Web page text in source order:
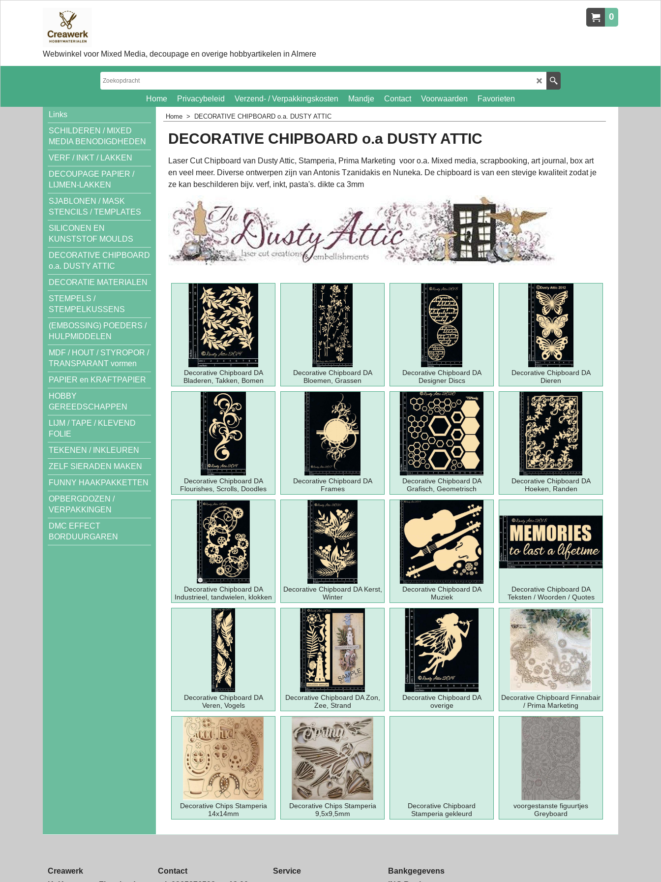
0
Webwinkel voor Mixed Media, decoupage en overige hobbyartikelen in Almere
Home Privacybeleid Verzend- / Verpakkingskosten Mandje Contact Voorwaarden
Favorieten
Links
SCHILDEREN / MIXED
MEDIA BENODIGDHEDEN
VERF / INKT / LAKKEN
DECOUPAGE PAPIER /
LIJMEN-LAKKEN
SJABLONEN / MASK
STENCILS / TEMPLATES
SILICONEN EN
KUNSTSTOF MOULDS
DECORATIVE CHIPBOARD
o.a. DUSTY ATTIC
DECORATIE MATERIALEN
STEMPELS /
STEMPELKUSSENS
(EMBOSSING) POEDERS /
HULPMIDDELEN
MDF / HOUT / STYROPOR /
TRANSPARANT vormen
PAPIER en KRAFTPAPIER
HOBBY
GEREEDSCHAPPEN
LIJM / TAPE / KLEVEND
FOLIE
TEKENEN / INKLEUREN
ZELF SIERADEN MAKEN
FUNNY HAAKPAKKETTEN
OPBERGDOZEN /
VERPAKKINGEN
DMC EFFECT
BORDUURGAREN
Home > DECORATIVE CHIPBOARD o.a. DUSTY ATTIC
DECORATIVE CHIPBOARD o.a DUSTY ATTIC
Laser Cut Chipboard van Dusty Attic, Stamperia, Prima Marketing voor o.a. Mixed media, scrapbooking, art journal, box art
en veel meer. Diverse ontwerpen zijn van Antonis Tzanidakis en Nuneka. De chipboard is van een stevige kwaliteit zodat je
ze kan beschilderen bijv. verf, inkt, pasta's. dikte ca 3mm
Decorative Chipboard DA
Bladeren, Takken, Bomen
Decorative Chipboard DA
Bloemen, Grassen
Decorative Chipboard DA
Designer Discs
Decorative Chipboard DA
Dieren
Decorative Chipboard DA
Flourishes, Scrolls, Doodles
Decorative Chipboard DA
Frames
Decorative Chipboard DA
Grafisch, Geometrisch
Decorative Chipboard DA
Hoeken, Randen
Decorative Chipboard DA
Industrieel, tandwielen, klokken
Decorative Chipboard DA Kerst,
Winter
Decorative Chipboard DA
Muziek
Decorative Chipboard DA
Teksten / Woorden / Quotes
Decorative Chipboard DA
Veren, Vogels
Decorative Chipboard DA Zon,
Zee, Strand
Decorative Chipboard DA
overige
Decorative Chipboard Finnabair
/ Prima Marketing
Decorative Chips Stamperia
14x14mm
Decorative Chips Stamperia
9,5x9,5mm
Decorative Chipboard
Stamperia gekleurd
voorgestanste figuurtjes
Greyboard
Creawerk
Contact
Service
Bankgegevens